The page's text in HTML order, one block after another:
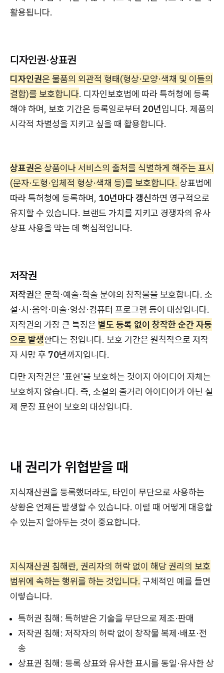
활용됩니다.
디자인권·상표권
디자인권은 물품의 외관적 형태(형상·모양·색채 및 이들의
결합)를 보호합니다. 디자인보호법에 따라 특허청에 등록
해야 하며, 보호 기간은 등록일로부터 20년입니다. 제품의
시각적 차별성을 지키고 싶을 때 활용합니다.
상표권은 상품이나 서비스의 출처를 식별하게 해주는 표시
(문자·도형·입체적 형상·색채 등)를 보호합니다. 상표법에
따라 특허청에 등록하며, 10년마다 갱신하면 영구적으로
유지할 수 있습니다. 브랜드 가치를 지키고 경쟁자의 유사
상표 사용을 막는 데 핵심적입니다.
저작권
저작권은 문학·예술·학술 분야의 창작물을 보호합니다. 소
설·시·음악·미술·영상·컴퓨터 프로그램 등이 대상입니다.
저작권의 가장 큰 특징은 별도 등록 없이 창작한 순간 자동
으로 발생한다는 점입니다. 보호 기간은 원칙적으로 저작
자 사망 후 70년까지입니다.
다만 저작권은 '표현'을 보호하는 것이지 아이디어 자체는
보호하지 않습니다. 즉, 소설의 줄거리 아이디어가 아닌 실
제 문장 표현이 보호의 대상입니다.
내 권리가 위협받을 때
지식재산권을 등록했더라도, 타인이 무단으로 사용하는
상황은 언제든 발생할 수 있습니다. 이럴 때 어떻게 대응할
수 있는지 알아두는 것이 중요합니다.
지식재산권 침해란, 권리자의 허락 없이 해당 권리의 보호
범위에 속하는 행위를 하는 것입니다. 구체적인 예를 들면
이렇습니다.
특허권 침해: 특허받은 기술을 무단으로 제조·판매
저작권 침해: 저작자의 허락 없이 창작물 복제·배포·전
송
상표권 침해: 등록 상표와 유사한 표시를 동일·유사한 상